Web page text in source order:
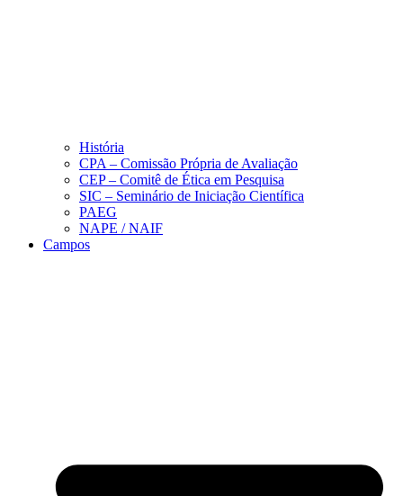
História
CPA – Comissão Própria de Avaliação
CEP – Comitê de Ética em Pesquisa
SIC – Seminário de Iniciação Científica
PAEG
NAPE / NAIF
Campos